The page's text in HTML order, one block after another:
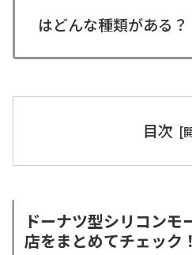
はどんな種類がある？
目次
ドーナツ型シリコンモ
店をまとめてチェック！